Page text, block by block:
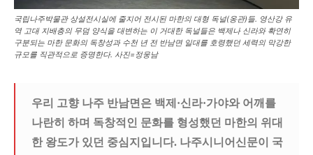
국립나주박물관 상설전시실에 줄지어 전시된 마한의 대형 독널(옹관)들. 영산강 유
역 고대 지배층의 무덤 양식을 대변하는 이 거대한 독널들은 백제나 신라와 확연히
구분되는 마한 문화의 독창성과 수천 년 전 반남면 일대를 호령했던 세력의 막강한
규모를 직관적으로 증명한다. 사진=정웅남
우리 고향 나주 반남면은 백제·신라·가야와 어깨를
나란히 하며 독창적인 문화를 형성했던 마한의 위대
한 왕도가 있던 중심지입니다. 나주시니어신문이 국